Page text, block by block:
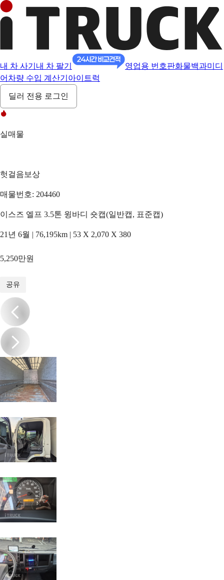
내 차 사기 내 차 팔기 영업용 번호판화물백과미디
어 차량 수입 계산기 아이트럭
딜러 전용 로그인
실매물
헛걸음보상
매물번호: 204460
이스즈 엘프 3.5톤 윙바디 숏캡(일반캡, 표준캡)
21년 6월 | 76,195km | 53 X 2,070 X 380
5,250만원
공유
/11